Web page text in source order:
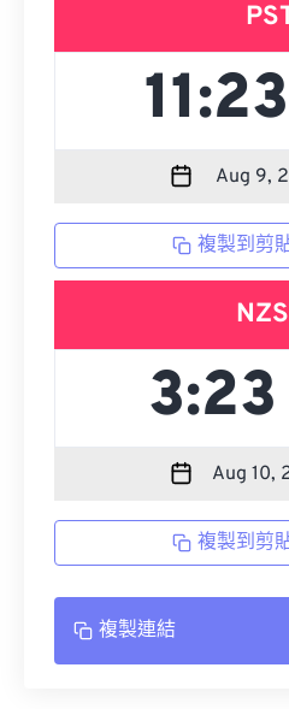
複製到剪
複製到剪
複製連結